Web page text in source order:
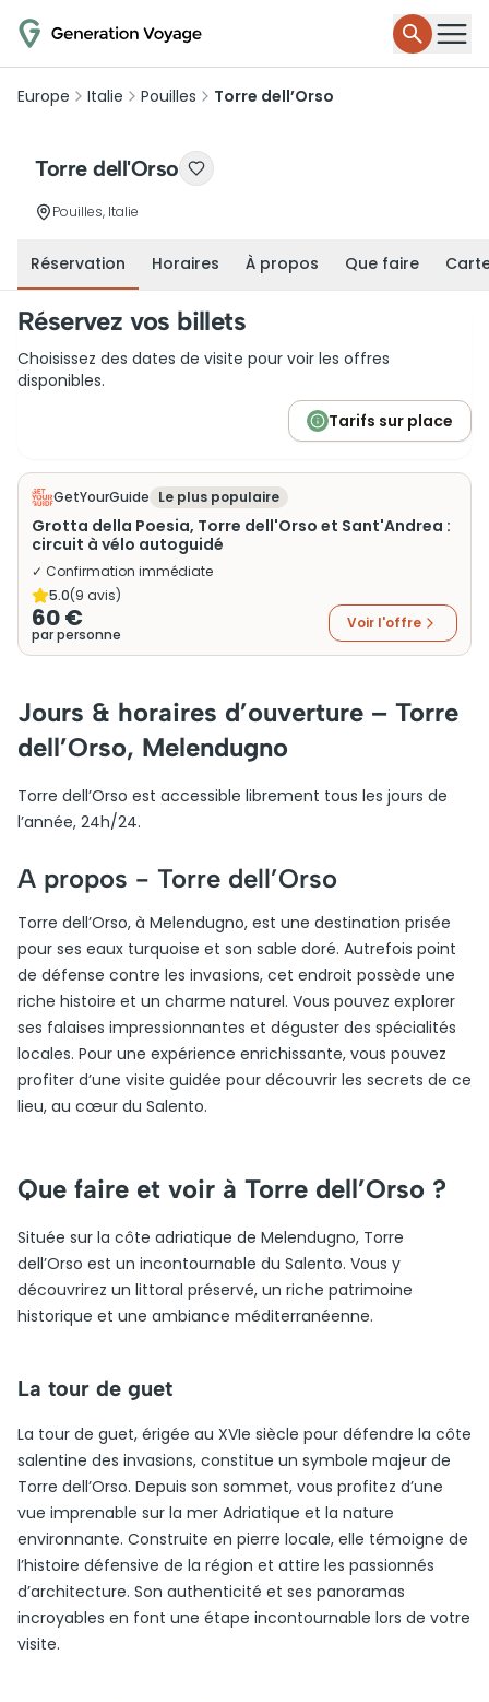
Europe Italie Pouilles Torre dell’Orso
Torre dell'Orso
Pouilles, Italie
Réservation Horaires À propos Que faire
Réservez vos billets
Choisissez des dates de visite pour voir les offres
disponibles.
Tarifs sur place
GetYourGuide Le plus populaire
Grotta della Poesia, Torre dell'Orso et Sant'Andrea :
circuit à vélo autoguidé
✓ Confirmation immédiate
5.0(9 avis)
60 €
par personne
Voir l'offre
Jours & horaires d’ouverture – Torre
dell’Orso, Melendugno
Torre dell’Orso est accessible librement tous les jours de
l’année, 24h/24.
A propos - Torre dell’Orso
Torre dell’Orso, à Melendugno, est une destination prisée
pour ses eaux turquoise et son sable doré. Autrefois point
de défense contre les invasions, cet endroit possède une
riche histoire et un charme naturel. Vous pouvez explorer
ses falaises impressionnantes et déguster des spécialités
locales. Pour une expérience enrichissante, vous pouvez
profiter d’une visite guidée pour découvrir les secrets de ce
lieu, au cœur du Salento.
Que faire et voir à Torre dell’Orso ?
Située sur la côte adriatique de Melendugno, Torre
dell’Orso est un incontournable du Salento. Vous y
découvrirez un littoral préservé, un riche patrimoine
historique et une ambiance méditerranéenne.
La tour de guet
La tour de guet, érigée au XVIe siècle pour défendre la côte
salentine des invasions, constitue un symbole majeur de
Torre dell’Orso. Depuis son sommet, vous profitez d’une
vue imprenable sur la mer Adriatique et la nature
environnante. Construite en pierre locale, elle témoigne de
l’histoire défensive de la région et attire les passionnés
d’architecture. Son authenticité et ses panoramas
incroyables en font une étape incontournable lors de votre
visite.